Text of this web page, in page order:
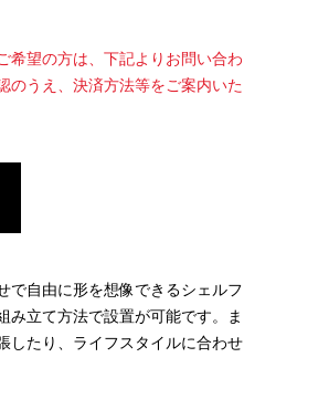
希望の方は、下記よりお問い合わ
のうえ、決済方法等をご案内いた
で自由に形を想像できるシェルフ
み立て方法で設置が可能です。ま
したり、ライフスタイルに合わせ